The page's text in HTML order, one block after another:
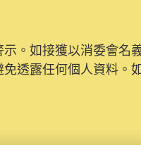
。如接獲以消委會名
透露任何個人資料。